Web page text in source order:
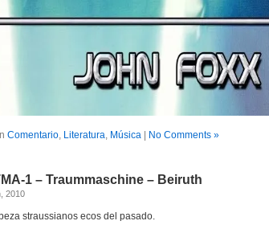
Comentario, Literatura, Música No Comments »
1 – Traummaschine – Beiruth
2010
straussianos ecos del pasado.